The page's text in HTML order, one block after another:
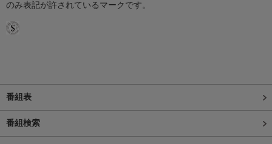
のみ表記が許されているマークです。
番組表
番組検索